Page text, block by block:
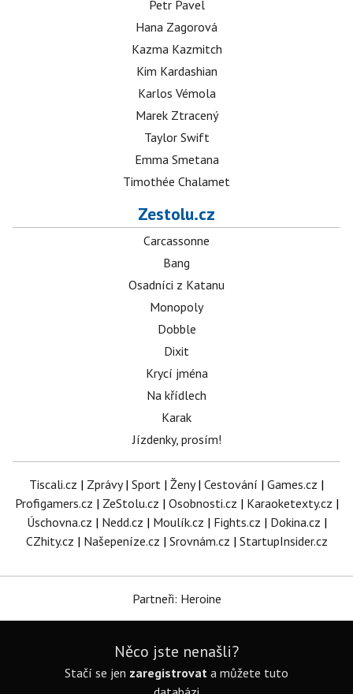
Petr Pavel
Hana Zagorová
Kazma Kazmitch
Kim Kardashian
Karlos Vémola
Marek Ztracený
Taylor Swift
Emma Smetana
Timothée Chalamet
Zestolu.cz
Carcassonne
Bang
Osadníci z Katanu
Monopoly
Dobble
Dixit
Krycí jména
Na křídlech
Karak
Jízdenky, prosím!
Tiscali.cz | Zprávy| Sport | Ženy| Cestování | Games.cz |
Profigamers.cz | ZeStolu.cz | Osobnosti.cz | Karaoketexty.cz |
Úschovna.cz | Nedd.cz | Moulík.cz | Fights.cz | Dokina.cz |
CZhity.cz | Našepeníze.cz | Srovnám.cz | StartupInsider.cz
Partneři: Heroine
Něco jste nenašli?
Stačí se jen zaregistrovat a můžete tuto